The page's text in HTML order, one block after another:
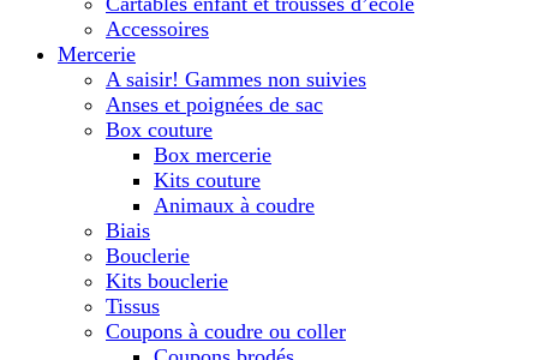
Accessoires
Mercerie
A saisir! Gammes non suivies
Anses et poignées de sac
Box couture
Box mercerie
Kits couture
Animaux à coudre
Biais
Bouclerie
Kits bouclerie
Tissus
Coupons à coudre ou coller